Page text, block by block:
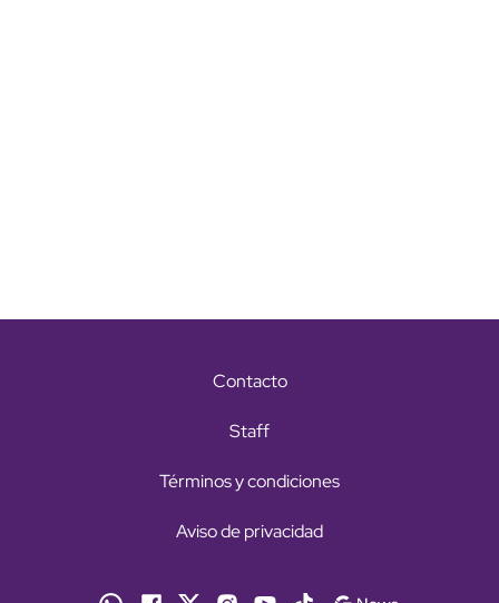
Contacto
Staff
Términos y condiciones
Aviso de privacidad